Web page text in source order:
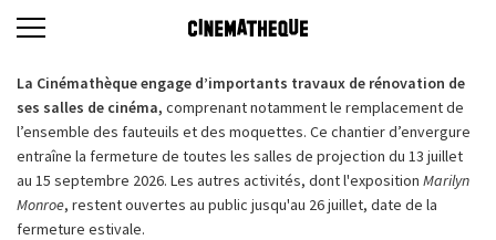
La Cinémathèque engage d’importants travaux de rénovation de
ses salles de cinéma, comprenant notamment le remplacement de
l’ensemble des fauteuils et des moquettes. Ce chantier d’envergure
entraîne la fermeture de toutes les salles de projection du 13 juillet
au 15 septembre 2026. Les autres activités, dont l'exposition Marilyn
Monroe, restent ouvertes au public jusqu'au 26 juillet, date de la
fermeture estivale.